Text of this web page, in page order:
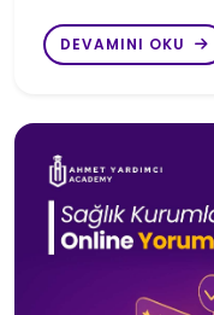
DEVAMINI OKU